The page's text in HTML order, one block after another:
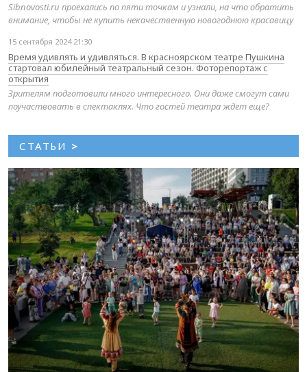
Sibnovosti.ru проехались по пяти точкам и узнали, на что обратить
внимание, чтобы не купить некачественную новогоднюю красавицу
15 сентября 2024 21:30
Время удивлять и удивляться. В красноярском театре Пушкина
стартовал юбилейный театральный сезон. Фоторепортаж с
открытия
Зрителям подготовили много интересного. Они даже смогут сами
поучаствовать в спектаклях. Что гостей театра ждет еще?
СТАТЬИ >